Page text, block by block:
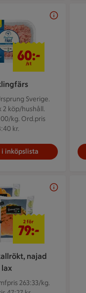
Sverige.
2 köp/hushåll.
kg. Ord.pris
kr.
60 kr/st
60:-
/st
i inköpslista
najad
lax
263:33/kg.
2 för 79 kr
2 för
79:-